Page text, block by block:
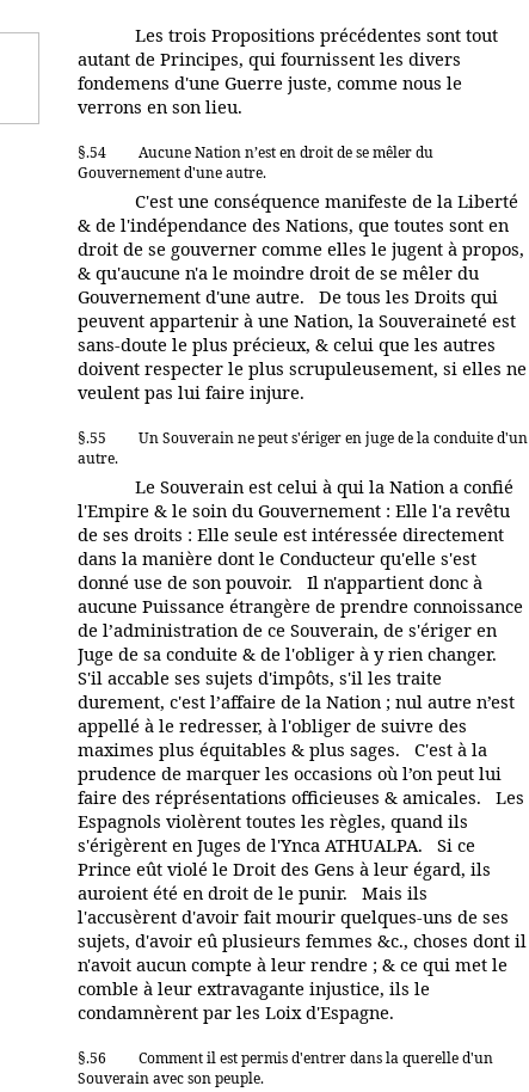
Les trois Propositions précédentes sont tout
autant de Principes, qui fournissent les divers
fondemens d'une Guerre juste, comme nous le
verrons en son lieu.
§.54
Aucune Nation n’est en droit de se mêler du
Gouvernement d'une autre.
C'est une conséquence manifeste de la Liberté
& de l'indépendance des Nations, que toutes sont en
droit de se gouverner comme elles le jugent à propos,
& qu'aucune n'a le moindre droit de se mêler du
Gouvernement d'une autre. De tous les Droits qui
peuvent appartenir à une Nation, la Souveraineté est
sans-doute le plus précieux, & celui que les autres
doivent respecter le plus scrupuleusement, si elles ne
veulent pas lui faire injure.
§.55
Un Souverain ne peut s'ériger en juge de la conduite d'un
autre.
Le Souverain est celui à qui la Nation a confié
l'Empire & le soin du Gouvernement : Elle l'a revêtu
de ses droits : Elle seule est intéressée directement
dans la manière dont le Conducteur qu'elle s'est
donné use de son pouvoir. Il n'appartient donc à
aucune Puissance étrangère de prendre connoissance
de l’administration de ce Souverain, de s'ériger en
Juge de sa conduite & de l'obliger à y rien changer.
S'il accable ses sujets d'impôts, s'il les traite
durement, c'est l’affaire de la Nation ; nul autre n’est
appellé à le redresser, à l'obliger de suivre des
maximes plus équitables & plus sages. C'est à la
prudence de marquer les occasions où l’on peut lui
faire des réprésentations officieuses & amicales. Les
Espagnols violèrent toutes les règles, quand ils
s'érigèrent en Juges de l'Ynca ATHUALPA. Si ce
Prince eût violé le Droit des Gens à leur égard, ils
auroient été en droit de le punir. Mais ils
l'accusèrent d'avoir fait mourir quelques-uns de ses
sujets, d'avoir eû plusieurs femmes &c., choses dont il
n'avoit aucun compte à leur rendre ; & ce qui met le
comble à leur extravagante injustice, ils le
condamnèrent par les Loix d'Espagne.
§.56
Comment il est permis d'entrer dans la querelle d'un
Souverain avec son peuple.